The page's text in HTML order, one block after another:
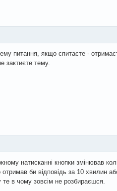
питання, якщо спитаєте -
зактиєте тему.
натисканні кнопки змінював
би відповідь за 10 хвилин
в чому зовсім не розбираєшся.